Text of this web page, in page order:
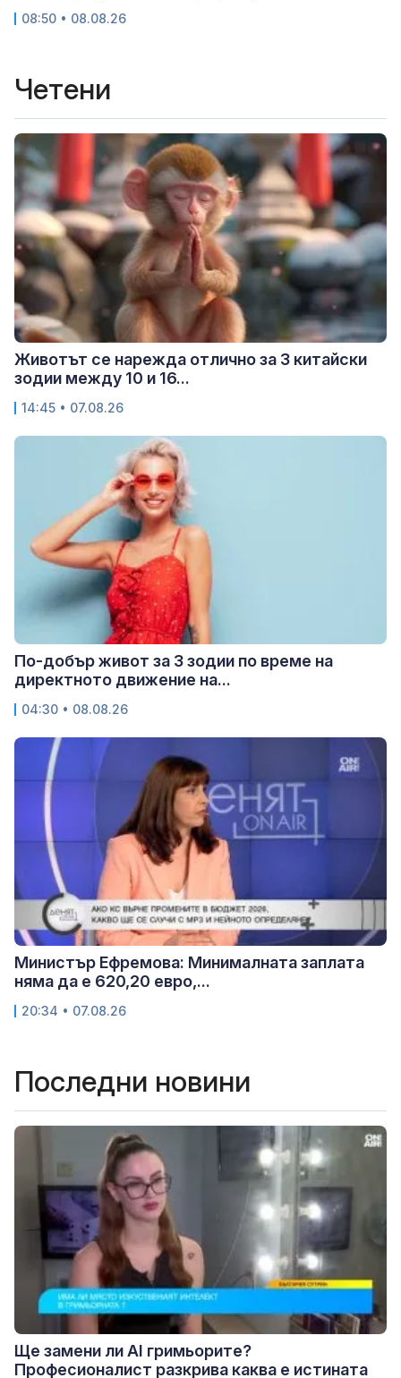
08:50 • 08.08.26
Четени
Животът се нарежда отлично за 3 китайски
зодии между 10 и 16...
14:45 • 07.08.26
По-добър живот за 3 зодии по време на
директното движение на...
04:30 • 08.08.26
Министър Ефремова: Минималната заплата
няма да е 620,20 евро,...
20:34 • 07.08.26
Последни новини
Ще замени ли AI гримьорите?
Професионалист разкрива каква е истината